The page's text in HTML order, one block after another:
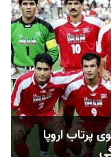
تا تراکتور؛ نسل ۹۸ سکوی پرتاب اروپا